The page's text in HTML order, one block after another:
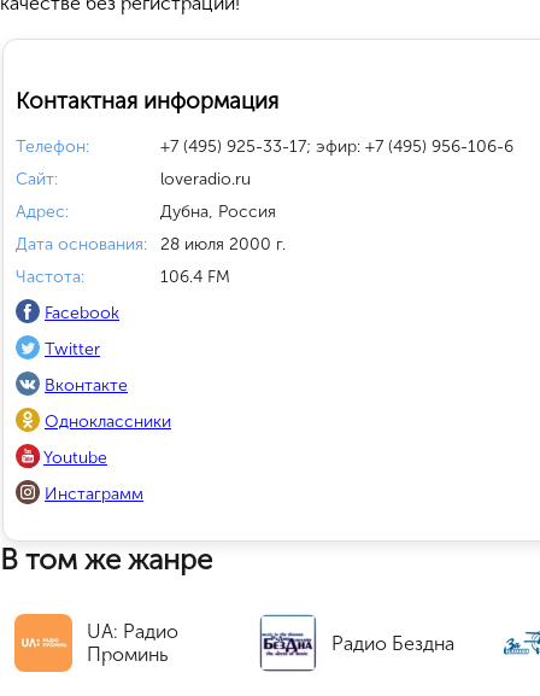
Контактная информация
Телефон:
+7 (495) 925-33-17; эфир: +7 (495) 956-106-6
Сайт:
loveradio.ru
Адрес:
Дубна, Россия
Дата основания:
28 июля 2000 г.
Частота:
106.4 FM
Facebook
Twitter
Вконтакте
Одноклассники
Youtube
Инстаграмм
В том же жанре
UA: Радио
Проминь
Радио Бездна